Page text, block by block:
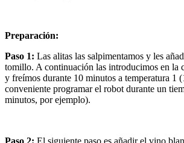
Preparación:
Paso 1: Las alitas las salpimentamos y les
tomillo. A continuación las introducimos en la
y freímos durante 10 minutos a temperatura 1
conveniente programar el robot durante un
minutos, por ejemplo).
Paso 2: El siguiente paso es añadir el vino